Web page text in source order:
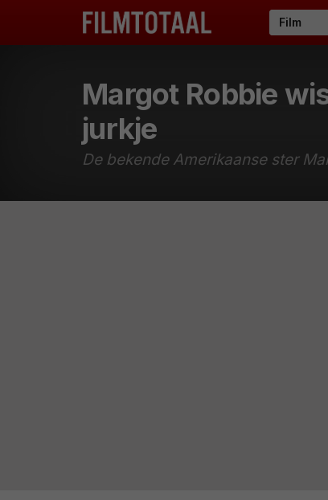
Margot Robbie
jurkje
De bekende Amerikaanse ster